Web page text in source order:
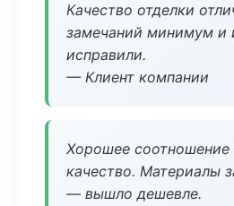
Качество отделки
замечаний минимум и
исправили.
— Клиент компании
Хорошее соотношение
качество. Материалы
— вышло дешевле.